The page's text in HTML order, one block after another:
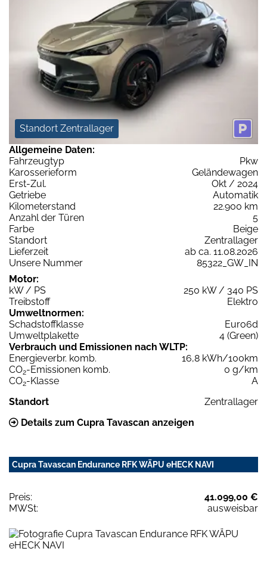
Standort Zentrallager
Allgemeine Daten:
Fahrzeugtyp
Pkw
Karosserieform
Geländewagen
Erst-Zul.
Okt / 2024
Getriebe
Automatik
Kilometerstand
22.900 km
Anzahl der Türen
5
Farbe
Beige
Standort
Zentrallager
Lieferzeit
ab ca. 11.08.2026
Unsere Nummer
85322_GW_IN
Motor:
kW / PS
250 kW / 340 PS
Treibstoff
Elektro
Umweltnormen:
Schadstoffklasse
Euro6d
Umweltplakette
4 (Green)
Verbrauch und Emissionen nach WLTP:
Energieverbr. komb.
16,8 kWh/100km
CO2-Emissionen komb.
0 g/km
CO2-Klasse
A
Standort
Zentrallager
Details zum Cupra Tavascan anzeigen
Cupra Tavascan Endurance RFK WÄPU eHECK NAVI
Preis:
41.099,00 €
MWSt:
ausweisbar